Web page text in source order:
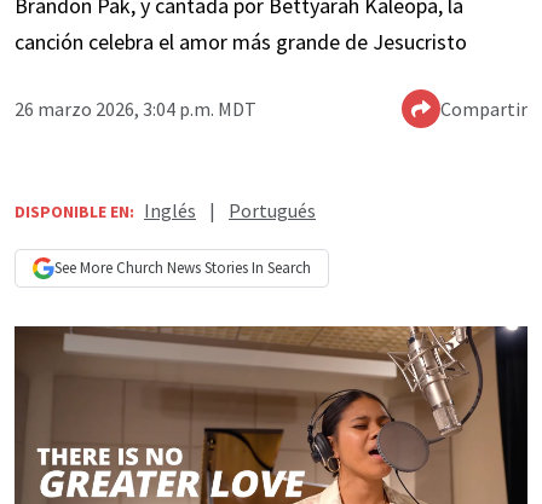
Brandon Pak, y cantada por Bettyarah Kaleopa, la
canción celebra el amor más grande de Jesucristo
26 marzo 2026, 3:04 p.m. MDT Compartir
DISPONIBLE EN: Inglés | Portugués
See More Church NewsStories In Search